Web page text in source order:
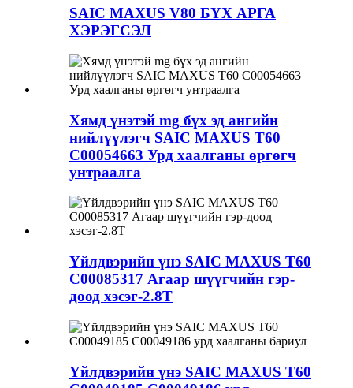
SAIC MAXUS V80 БҮХ АРГА
ХЭРЭГСЭЛ
Хямд үнэтэй mg бүх эд ангийн
нийлүүлэгч SAIC MAXUS T60
C00054663 Урд хаалганы өргөгч
унтраалга
Үйлдвэрийн үнэ SAIC MAXUS T60
C00085317 Агаар шүүгчийн гэр-
доод хэсэг-2.8T
Үйлдвэрийн үнэ SAIC MAXUS T60